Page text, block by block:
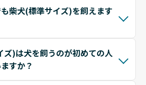
柴犬(標準サイズ)を飼えます
ズ)は犬を飼うのが初めての人
すか？